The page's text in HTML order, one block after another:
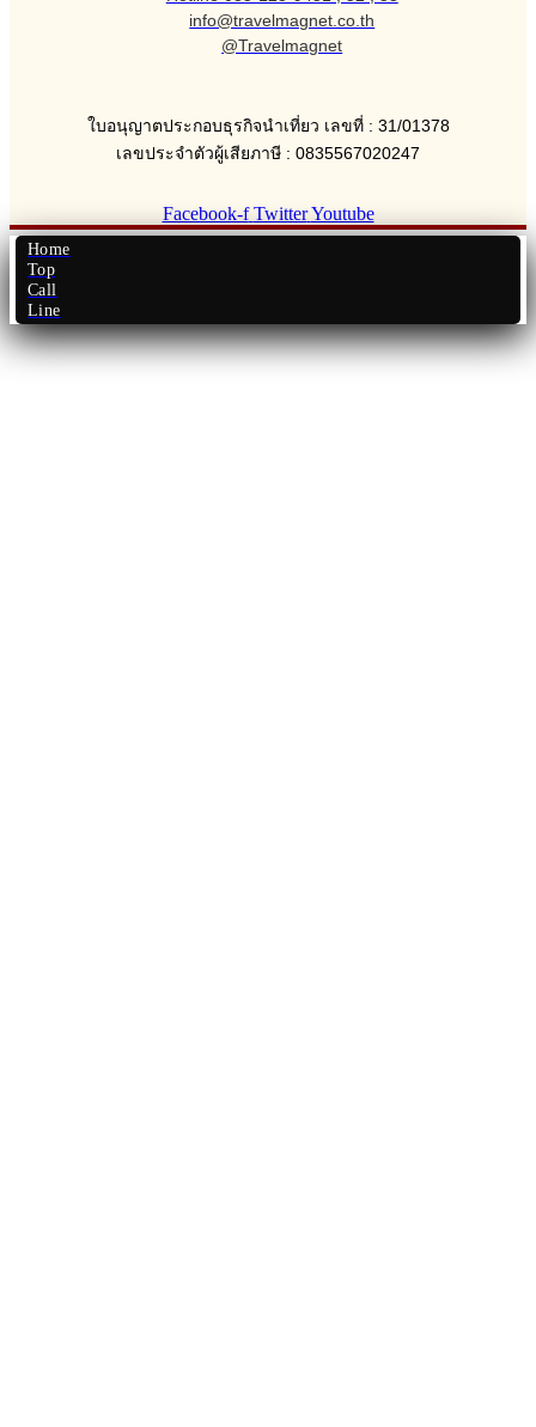
info@travelmagnet.co.th
@Travelmagnet
ใบอนุญาตประกอบธุรกิจนำเที่ยว เลขที่ : 31/01378
เลขประจำตัวผู้เสียภาษี : 0835567020247
Facebook-f Twitter Youtube
Home
Top
Call
Line